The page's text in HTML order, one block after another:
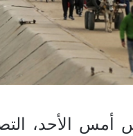
أمس الأحد،